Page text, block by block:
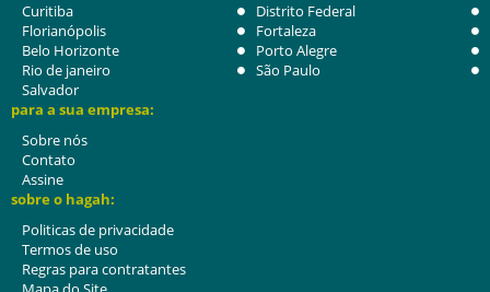
Curitiba
Distrito Federal
Florianópolis
Fortaleza
Belo Horizonte
Porto Alegre
Rio de janeiro
São Paulo
Salvador
para a sua empresa:
Sobre nós
Contato
Assine
sobre o hagah:
Politicas de privacidade
Termos de uso
Regras para contratantes